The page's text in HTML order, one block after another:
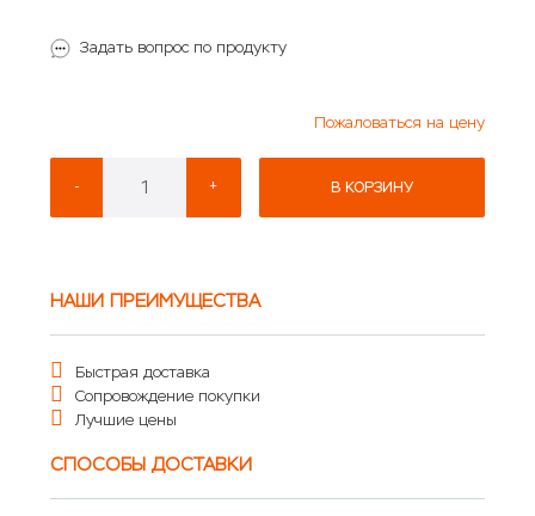
Задать вопрос по продукту
Пожаловаться на цену
- + В КОРЗИНУ
НАШИ ПРЕИМУЩЕСТВА
Быстрая доставка
Сопровождение покупки
Лучшие цены
СПОСОБЫ ДОСТАВКИ